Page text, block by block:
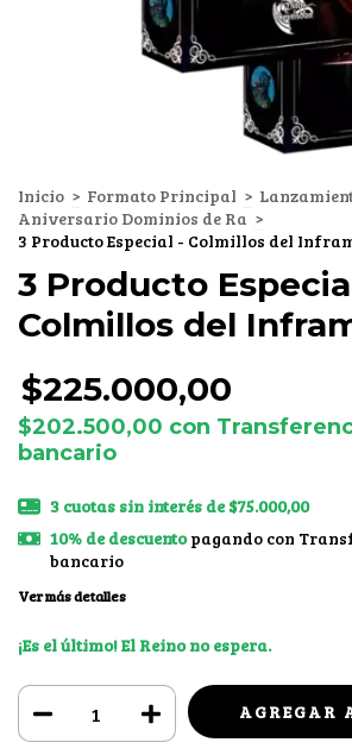
Inicio > Formato Principal >
Aniversario Dominios de Ra >
3 Producto Especial - Colmillos del
3 Producto
Colmillos del
$225.000,00
$202.500,00 con
bancario
3 cuotas sin interés de$75.000,00
10% de descuentopagando con
bancario
Ver más detalles
¡Es el último! El Reino no espera.